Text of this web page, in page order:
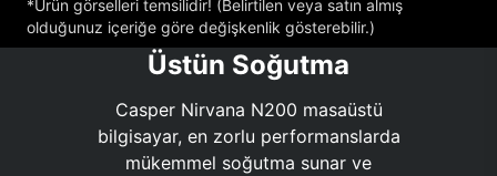
*Ürün görselleri temsilidir! (Belirtilen veya satın almış
olduğunuz içeriğe göre değişkenlik gösterebilir.)
Üstün Soğutma
Casper Nirvana N200 masaüstü
bilgisayar, en zorlu performanslarda
mükemmel soğutma sunar ve